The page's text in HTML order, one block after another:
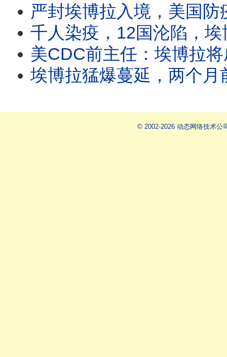
严封埃博拉入境，美国防疫惊传大破口；伊朗过度消耗美国弹药，日本台湾安全拉警报
千人染疫，12国沦陷，埃博拉扩散为何挡不住？群众围攻医院，夺尸纵火，大批病
美CDC前主任：埃博拉将成大流行病；美国升级严防，国境防线差点破防？世
埃博拉猛爆蔓延，两个月前已爆发？病毒扩散难追查，中国输入风险为何高？
© 2002-2026 动态网络技术公